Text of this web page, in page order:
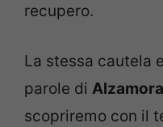
recupero.
La stessa cautela
parole di Alzamora
scopriremo con il